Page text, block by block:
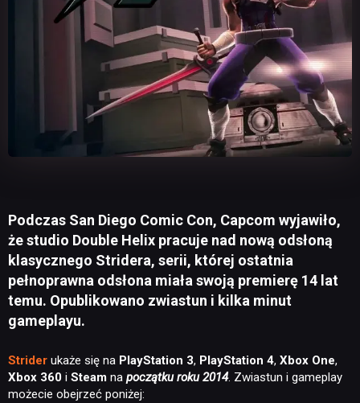
Podczas San Diego Comic Con, Capcom wyjawiło,
że studio Double Helix pracuje nad nową odsłoną
klasycznego Stridera, serii, której ostatnia
pełnoprawna odsłona miała swoją premierę 14 lat
temu. Opublikowano zwiastun i kilka minut
gameplayu.
Strider ukaże się na PlayStation 3, PlayStation 4, Xbox One,
Xbox 360 i Steam na początku roku 2014. Zwiastun i gameplay
możecie obejrzeć poniżej: